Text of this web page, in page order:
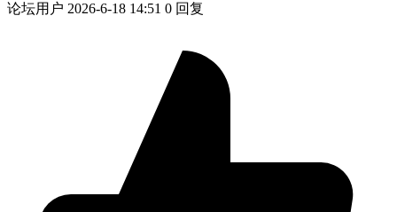
论坛用户 2026-6-18 14:51 0 回复